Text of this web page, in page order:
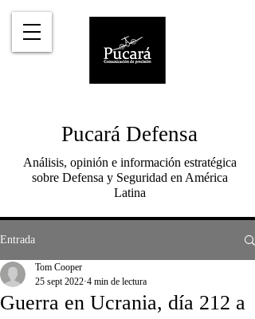
Pucará Defensa
Análisis, opinión e información estratégica
sobre Defensa y Seguridad en América
Latina
Entrada
Guerra en Ucrania, día 212 a
Tom Cooper
25 sept 2022 4 min de lectura